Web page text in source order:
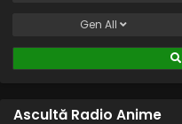
Gen All
Ascultă Radio Anime